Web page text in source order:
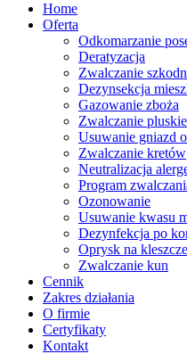
Home
Oferta
Odkomarzanie
Deratyzacja
Zwalczanie
Dezynsekcja
Gazowanie zboża
Zwalczanie
Usuwanie gniazd
Zwalczanie kretów
Neutralizacja
Program
Ozonowanie
Usuwanie kwasu
Dezynfekcja po
Oprysk na kleszcze
Zwalczanie kun
Cennik
Zakres działania
O firmie
Certyfikaty
Kontakt